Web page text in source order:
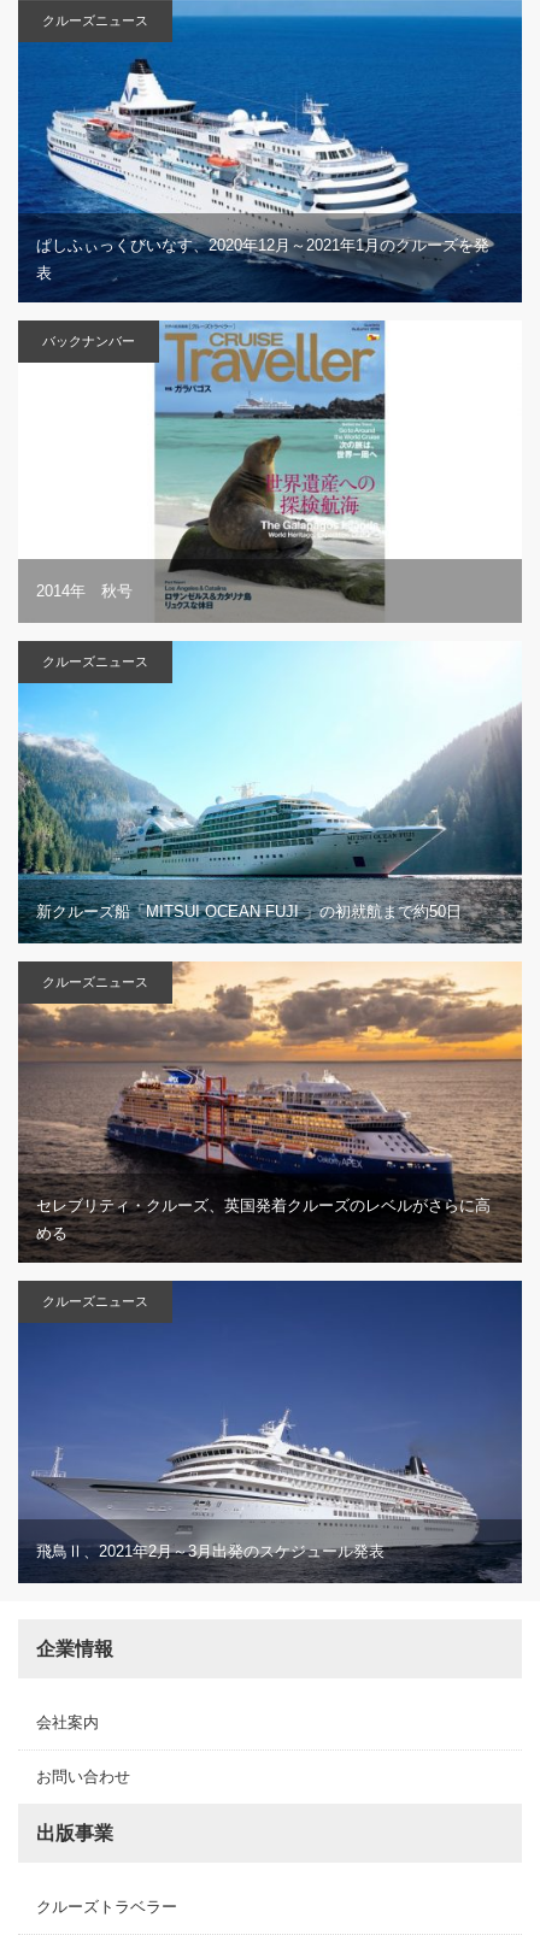
クルーズニュース
ぱしふぃっくびいなす、2020年12月～2021年1月のクルーズを発
表
バックナンバー
2014年 秋号
クルーズニュース
新クルーズ船「MITSUI OCEAN FUJI 」の初就航まで約50日
クルーズニュース
セレブリティ・クルーズ、英国発着クルーズのレベルがさらに高
める
クルーズニュース
飛鳥Ⅱ、2021年2月～3月出発のスケジュール発表
企業情報
会社案内
お問い合わせ
出版事業
クルーズトラベラー